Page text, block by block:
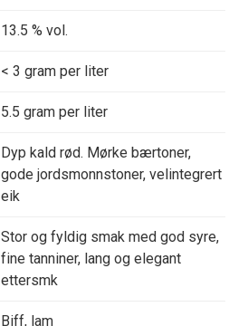
13.5 % vol.
< 3 gram per liter
5.5 gram per liter
Dyp kald rød. Mørke bærtoner,
gode jordsmonnstoner, velintegrert
eik
Stor og fyldig smak med god syre,
fine tanniner, lang og elegant
ettersmk
Biff, lam